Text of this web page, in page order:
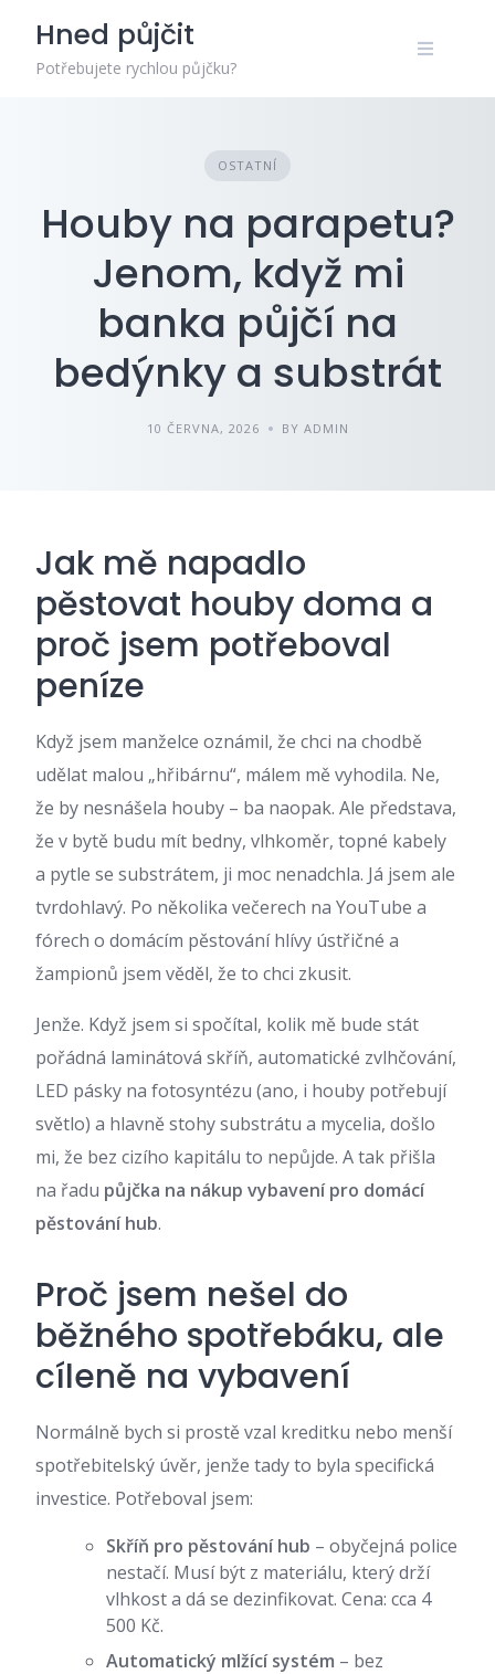
content
Hned půjčit
Potřebujete rychlou půjčku?
OSTATNÍ
Houby na parapetu?
Jenom, když mi
banka půjčí na
bedýnky a substrát
10 ČERVNA, 2026 BY ADMIN
Jak mě napadlo
pěstovat houby doma a
proč jsem potřeboval
peníze
Když jsem manželce oznámil, že chci na chodbě
udělat malou „hřibárnu“, málem mě vyhodila. Ne,
že by nesnášela houby – ba naopak. Ale představa,
že v bytě budu mít bedny, vlhkoměr, topné kabely
a pytle se substrátem, ji moc nenadchla. Já jsem ale
tvrdohlavý. Po několika večerech na YouTube a
fórech o domácím pěstování hlívy ústřičné a
žampionů jsem věděl, že to chci zkusit.
Jenže. Když jsem si spočítal, kolik mě bude stát
pořádná laminátová skříň, automatické zvlhčování,
LED pásky na fotosyntézu (ano, i houby potřebují
světlo) a hlavně stohy substrátu a mycelia, došlo
mi, že bez cizího kapitálu to nepůjde. A tak přišla
na řadu půjčka na nákup vybavení pro domácí
pěstování hub.
Proč jsem nešel do
běžného spotřebáku, ale
cíleně na vybavení
Normálně bych si prostě vzal kreditku nebo menší
spotřebitelský úvěr, jenže tady to byla specifická
investice. Potřeboval jsem:
Skříň pro pěstování hub – obyčejná police
nestačí. Musí být z materiálu, který drží
vlhkost a dá se dezinfikovat. Cena: cca 4
500 Kč.
Automatický mlžící systém – bez